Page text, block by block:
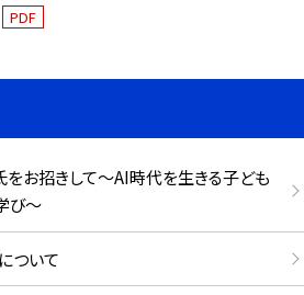
PDF
お招きして〜AI時代を生きる子ども
び〜
ついて